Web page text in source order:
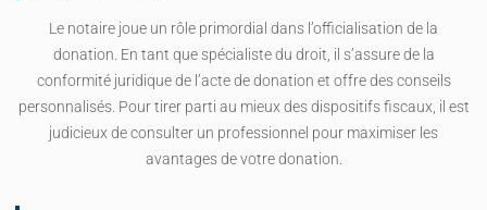
Le notaire joue un rôle primordial dans l’officialisation de la
donation. En tant que spécialiste du droit, il s’assure de la
conformité juridique de l’acte de donation et offre des conseils
personnalisés. Pour tirer parti au mieux des dispositifs fiscaux, il est
judicieux de consulter un professionnel pour maximiser les
avantages de votre donation.